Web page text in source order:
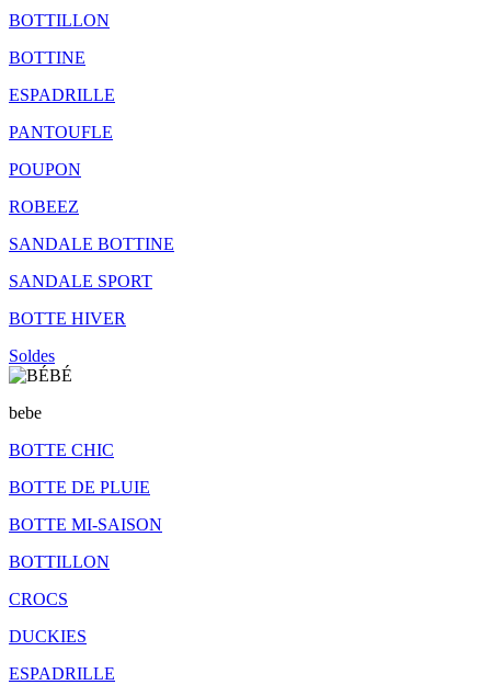
BOTTILLON
BOTTINE
ESPADRILLE
PANTOUFLE
POUPON
ROBEEZ
SANDALE BOTTINE
SANDALE SPORT
BOTTE HIVER
Soldes
bebe
BOTTE CHIC
BOTTE DE PLUIE
BOTTE MI-SAISON
BOTTILLON
CROCS
DUCKIES
ESPADRILLE